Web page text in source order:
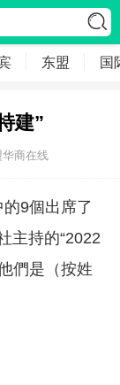
东盟 国
建”
华商在线
9個出席了
主持的“2022
們是（按姓